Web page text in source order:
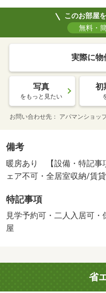
このお部屋
無料・
実際に物
写真
をもっと見たい
初
お問い合わせ先 アパマンショ
備考
暖房あり 【設備・特記事
ェア不可・全居室収納/賃
特記事項
見学予約可・二人入居可
屋
省